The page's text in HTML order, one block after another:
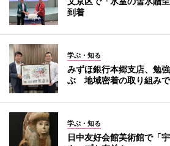
到着
学ぶ・知る
みずほ銀行本郷支店、勉
ぶ 地域密着の取り組みで
学ぶ・知る
日中友好会館美術館で「